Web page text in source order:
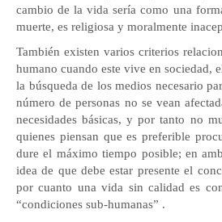
cambio de la vida sería como una
muerte, es religiosa y moralmente
También existen varios criterios
humano cuando este vive en sociedad,
la búsqueda de los medios necesario
número de personas no se vean
necesidades básicas, y por tanto no
quienes piensan que es preferible
dure el máximo tiempo posible; en
idea de que debe estar presente el
por cuanto una vida sin calidad es
“condiciones sub-humanas” .